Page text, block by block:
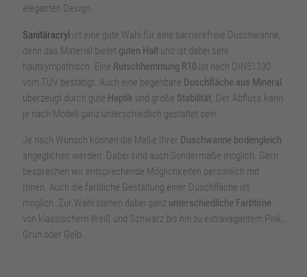
eleganten Design.
Sanitäracryl ist eine gute Wahl für eine barrierefreie Duschwanne,
denn das Material bietet guten Haltund ist dabei sehr
hautsympathisch. Eine Rutschhemmung R10 ist nach DIN51130
vom TÜV bestätigt. Auch eine begehbare Duschfläche aus Mineral
überzeugt durch gute Haptik und große Stabilität. Der Abfluss kann
je nach Modell ganz unterschiedlich gestaltet sein.
Je nach Wunsch können die Maße Ihrer Duschwanne bodengleich
angeglichen werden. Dabei sind auch Sondermaße möglich. Gern
besprechen wir entsprechende Möglichkeiten persönlich mit
Ihnen. Auch die farbliche Gestaltung einer Duschfläche ist
möglich. Zur Wahl stehen dabei ganz unterschiedliche Farbtöne
von klassischem Weiß und Schwarz bis hin zu extravagantem Pink,
Grün oder Gelb.